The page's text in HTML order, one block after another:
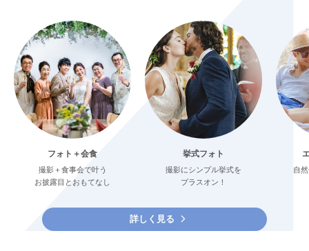
フォト＋会食
撮影＋食事会で叶う
お披露目とおもてなし
挙式フォト
撮影にシンプル挙式を
プラスオン！
自
詳しく見る